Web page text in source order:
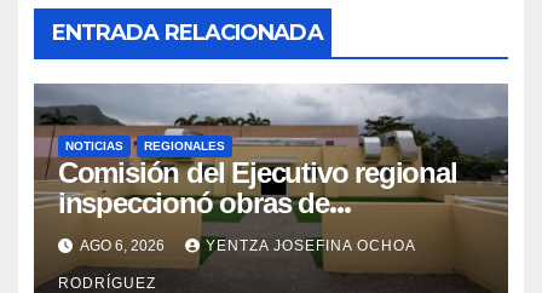
ENTRADA RELACIONADA
NOTICIAS REGIONALES
Comisión del Ejecutivo regional
inspeccionó obras de
recuperación en la Maternidad
Integral Aragua
AGO 6, 2026 YENTZA JOSEFINA OCHOA
RODRÍGUEZ